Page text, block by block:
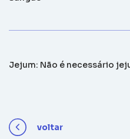
Jejum: Não é necessário
voltar